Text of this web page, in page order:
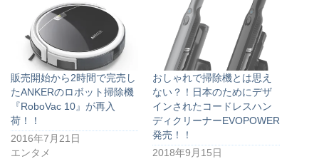
販売開始から2時間で完売し
たANKERのロボット掃除機
『RoboVac 10』が再入
荷！！
2016年7月21日
エンタメ
おしゃれで掃除機とは思え
ない？！日本のためにデザ
インされたコードレスハン
ディクリーナーEVOPOWER
発売！！
2018年9月15日